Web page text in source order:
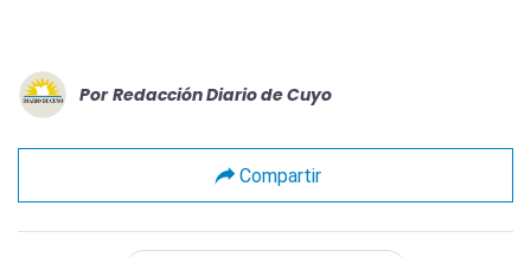
Por Redacción Diario de Cuyo
Compartir